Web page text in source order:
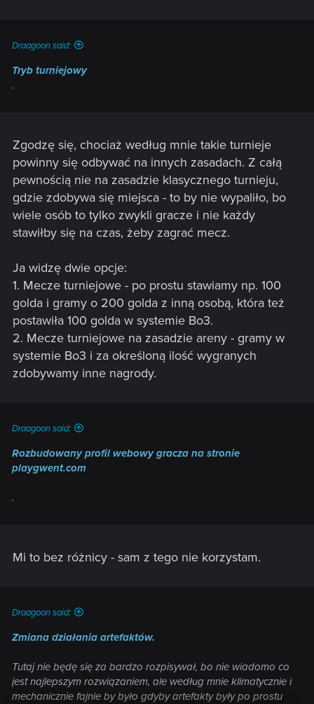
Draagoon said:
Tryb turniejowy
.
Zgodzę się, chociaż według mnie takie turnieje
powinny się odbywać na innych zasadach. Z całą
pewnością nie na zasadzie klasycznego turnieju,
gdzie zdobywa się miejsca - to by nie wypaliło, bo
wiele osób to tylko zwykli gracze i nie każdy
stawiłby się na czas, żeby zagrać mecz.
Ja widzę dwie opcje:
1. Mecze turniejowe - po prostu stawiamy np. 100
golda i gramy o 200 golda z inną osobą, która też
postawiła 100 golda w systemie Bo3.
2. Mecze turniejowe na zasadzie areny - gramy w
systemie Bo3 i za określoną ilość wygranych
zdobywamy inne nagrody.
Draagoon said:
Rozbudowany profil webowy gracza na stronie
playgwent.com
.
Mi to bez różnicy - sam z tego nie korzystam.
Draagoon said:
Zmiana działania artefaktów.
Tutaj nie będę się za bardzo rozpisywał, bo nie wiadomo co
jest najlepszym rozwiązaniem, ale według mnie klimatycznie i
mechanicznie fajnie by było gdyby artefakty były po prostu